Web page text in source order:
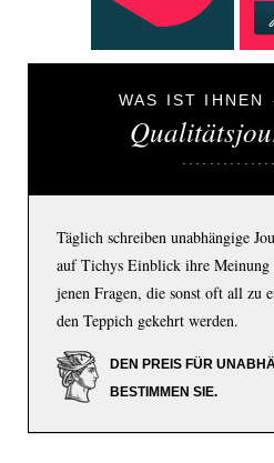
WAS IST IHNEN
Täglich schreiben unabhängige
auf Tichys Einblick ihre Meinung
jenen Fragen, die sonst oft all zu
den Teppich gekehrt werden.
DEN PREIS FÜR
BESTIMMEN SIE.